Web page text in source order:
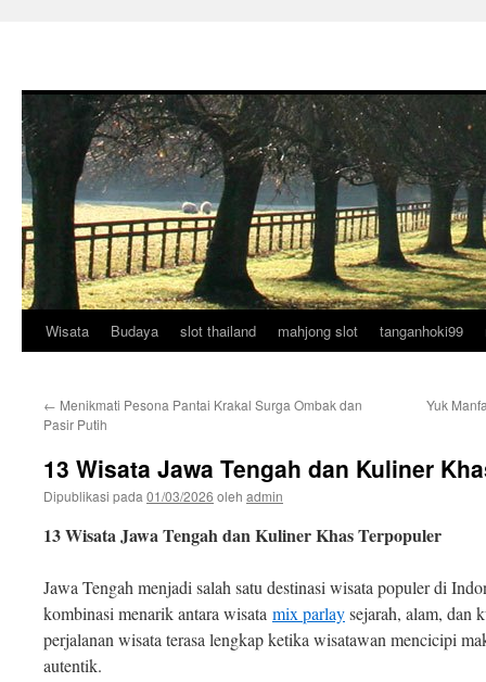
Langsung
Wisata Budaya slot thailand mahjong slot tanganhoki99
← Menikmati Pesona Pantai Krakal Surga Ombak dan
Pasir Putih
Yuk
13 Wisata Jawa Tengah dan Kuliner
Dipublikasi pada 01/03/2026 oleh admin
13 Wisata Jawa Tengah dan Kuliner Khas Terpopuler
Jawa Tengah menjadi salah satu destinasi wisata populer di
kombinasi menarik antara wisata mix parlaysejarah, alam, dan
perjalanan wisata terasa lengkap ketika wisatawan mencicipi
autentik.